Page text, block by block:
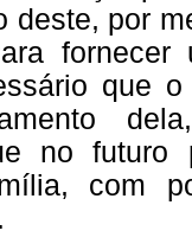
deste, por
que
no futuro
com